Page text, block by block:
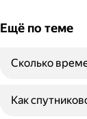
Ещё по теме
Сколько
Как